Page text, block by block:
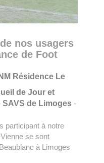
nos usagers
de Foot
Résidence Le
de Jour et
SAVS de Limoges -
participant à notre
se sont
à Limoges